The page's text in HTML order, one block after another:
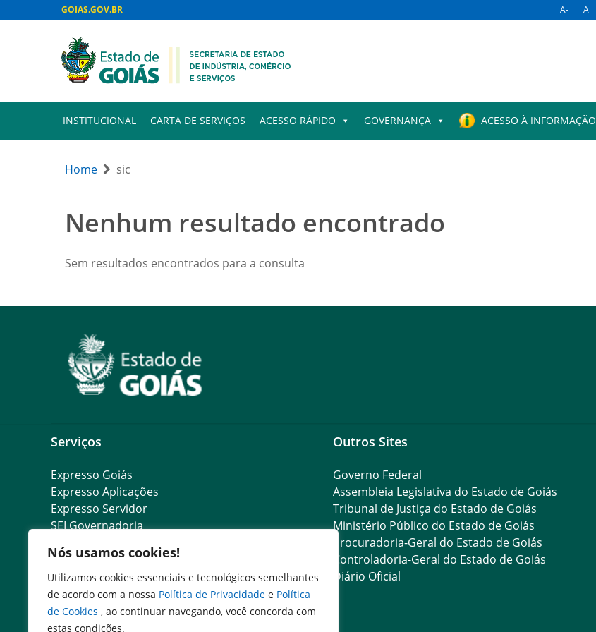
Nós usamos cookies!
Utilizamos cookies essenciais e tecnológicos semelhantes
de acordo com a nossa Política de Privacidade e Política
de Cookies , ao continuar navegando, você concorda com
estas condições.
GOIAS.GOV.BR A- A
INSTITUCIONAL CARTA DE SERVIÇOS ACESSO RÁPIDO GOVERNANÇA ACESSO À INFORMAÇÃO
Home sic
Nenhum resultado encontrado
Sem resultados encontrados para a consulta
Serviços
Expresso Goiás
Expresso Aplicações
Expresso Servidor
SEI Governadoria
Escola de Governo
Agenda de Autoridades
Emissão de DARE
Consulta DARE pago
SIC digital
Outros Sites
Governo Federal
Assembleia Legislativa do Estado de Goiás
Tribunal de Justiça do Estado de Goiás
Ministério Público do Estado de Goiás
Procuradoria-Geral do Estado de Goiás
Controladoria-Geral do Estado de Goiás
Diário Oficial